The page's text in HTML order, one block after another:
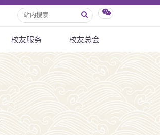
校友服务 校友总会